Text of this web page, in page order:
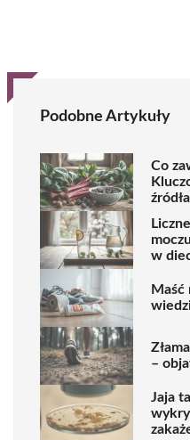
Podobne Artykuły
Co
w
Maść
–
Jaja